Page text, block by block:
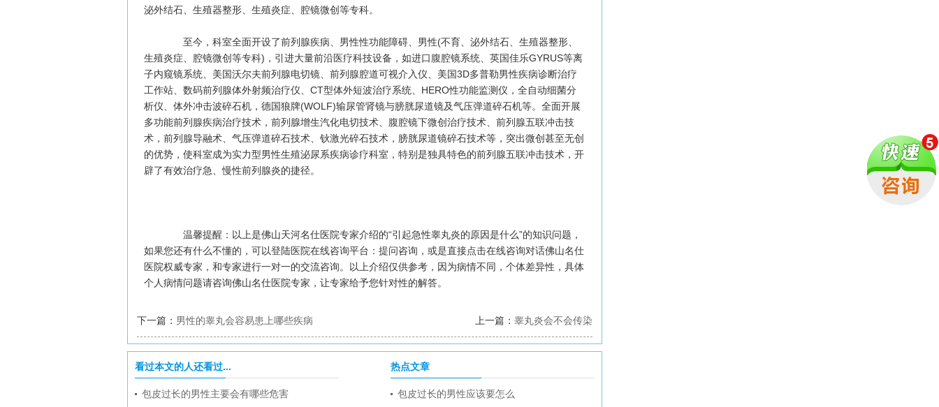
泌外结石、生殖器整形、生殖炎症、腔镜微创等专科。
至今，科室全面开设了前列腺疾病、男性性功能障碍、男性(不育、泌外结石、生殖器整形、
生殖炎症、腔镜微创等专科)，引进大量前沿医疗科技设备，如进口腹腔镜系统、英国佳乐GYRUS等离
子内窥镜系统、美国沃尔夫前列腺电切镜、前列腺腔道可视介入仪、美国3D多普勒男性疾病诊断治疗
工作站、数码前列腺体外射频治疗仪、CT型体外短波治疗系统、HERO性功能监测仪，全自动细菌分
析仪、体外冲击波碎石机，德国狼牌(WOLF)输尿管肾镜与膀胱尿道镜及气压弹道碎石机等。全面开展
多功能前列腺疾病治疗技术，前列腺增生汽化电切技术、腹腔镜下微创治疗技术、前列腺五联冲击技
术，前列腺导融术、气压弹道碎石技术、钬激光碎石技术，膀胱尿道镜碎石技术等，突出微创甚至无创
的优势，使科室成为实力型男性生殖泌尿系疾病诊疗科室，特别是独具特色的前列腺五联冲击技术，开
辟了有效治疗急、慢性前列腺炎的捷径。
温馨提醒：以上是佛山天河名仕医院专家介绍的“引起急性睾丸炎的原因是什么”的知识问题，
如果您还有什么不懂的，可以登陆医院在线咨询平台：提问咨询，或是直接点击在线咨询对话佛山名仕
医院权威专家，和专家进行一对一的交流咨询。以上介绍仅供参考，因为病情不同，个体差异性，具体
个人病情问题请咨询佛山名仕医院专家，让专家给予您针对性的解答。
上一篇： 睾丸炎会不会传染
下一篇： 男性的睾丸会容易患上哪些疾病
看过本文的人还看过...
包皮过长的男性主要会有哪些危害
热点文章
包皮过长的男性应该要怎么